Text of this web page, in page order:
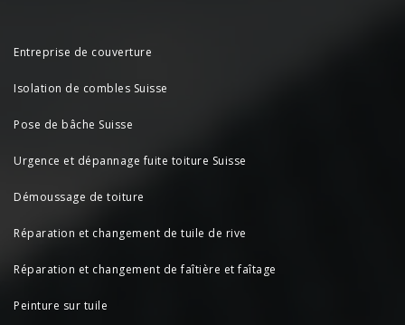
Entreprise de couverture
Isolation de combles Suisse
Pose de bâche Suisse
Urgence et dépannage fuite toiture Suisse
Démoussage de toiture
Réparation et changement de tuile de rive
Réparation et changement de faîtière et faîtage
Peinture sur tuile